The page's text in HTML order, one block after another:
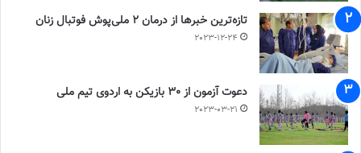
تازه‌ترین خبرها از درمان ۲ ملی‌پوش فوتبال زنان
2023-12-24
دعوت آزمون از 30 بازیکن به اردوی تیم ملی
2023-03-21